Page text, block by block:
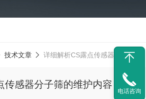
技术文章 详细解析CS露点传感器分子筛的维护内容
传感器分子筛的维护内容
电话咨询